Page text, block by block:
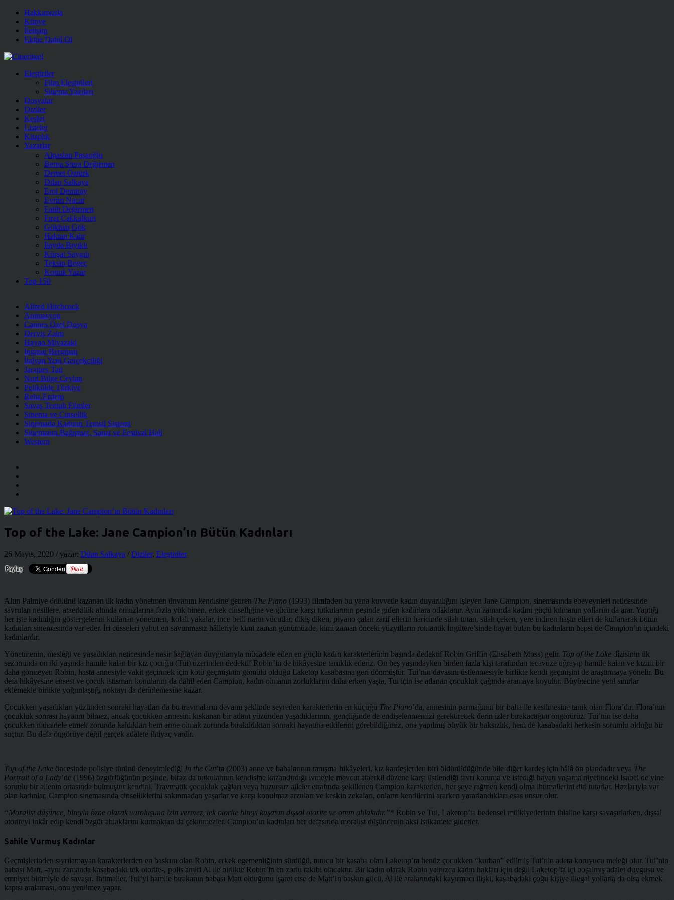
Hakkımızda
Künye
İletişim
Ekibe Dahil Ol
Eleştiriler
Film Eleştirileri
Sinema Yazıları
Dosyalar
Diziler
Keşfet
Listeler
Kitaplık
Yazarlar
Alpaslan Paşaoğlu
Berna Stera Değirmen
Demet Öztürk
Dilan Salkaya
Erol Demiray
Evrim Nacar
Fatih Değirmen
Fırat Çakkalkurt
Gökhan Gök
Haktan Kalır
İlayda Bıyıklı
Kürşat Saygılı
Teksin Begeç
Konuk Yazar
Top 150
Alfred Hitchcock
Animasyon
Cannes Özel Dosya
Derviş Zaim
Hayao Miyazaki
Ingmar Bergman
İtalyan Yeni Gerçekçiliği
Jacques Tati
Nuri Bilge Ceylan
Pelikülde Türkiye
Reha Erdem
Savaş Temalı Filmler
Sinema ve Cinsellik
Sinemada Kadının Temsil Sistemi
Sinemanın Bağımsız, Sanat ve Festival Hali
Western
Top of the Lake: Jane Campion’ın Bütün Kadınları
26 Mayıs, 2020 / yazar: Dilan Salkaya / Diziler, Eleştiriler
Altın Palmiye ödülünü kazanan ilk kadın yönetmen ünvanını kendisine getiren The Piano (1993) filminden bu yana kuvvetle kadın duyarlılığını işleyen Jane Campion, sinemasında ebeveynleri neticesinde
savrulan nesillere, ataerkillik altında omuzlarına fazla yük binen, erkek cinselliğine ve gücüne karşı tutkularının peşinde giden kadınlara odaklanır. Aynı zamanda kadını güçlü kılmanın yollarını da arar. Yaptığı
her işte kadınlığın göstergelerini kullanan yönetmen, kolalı yakalar, ince belli narin vücutlar, dikiş diken, piyano çalan zarif ellerin haricinde silah tutan, silah çeken, yere indiren haşin elleri de kullanarak bütün
kadınları sinemasında var eder. İri cüsseleri yahut en savunmasız hâlleriyle kimi zaman günümüzde, kimi zaman önceki yüzyılların romantik İngiltere’sinde hayat bulan bu kadınların hepsi de Campion’ın içindeki
kadınlardır.
Yönetmenin, mesleği ve yaşadıkları neticesinde nasır bağlayan duygularıyla mücadele eden en güçlü kadın karakterlerinin başında dedektif Robin Griffin (Elisabeth Moss) gelir. Top of the Lake dizisinin ilk
sezonunda on iki yaşında hamile kalan bir kız çocuğu (Tui) üzerinden dedektif Robin’in de hikâyesine tanıklık ederiz. On beş yaşındayken birden fazla kişi tarafından tecavüze uğrayıp hamile kalan ve kızını bir
daha görmeyen Robin, hasta annesiyle vakit geçirmek için kötü geçmişinin gömülü olduğu Laketop kasabasına geri dönmüştür. Tui’nin davasını üstlenmesiyle birlikte kendi geçmişini de araştırmaya yönelir. Bu
defa hikâyesine ensest ve çocuk istismarı konularını da dahil eden Campion, kadın olmanın zorluklarını daha erken yaşta, Tui için ise atlanan çocukluk çağında aramaya koyulur. Büyütecine yeni sınırlar
eklemekle birlikte yoğunlaştığı noktayı da derinlemesine kazar.
Çocukken yaşadıkları yüzünden sonraki hayatları da bu travmaların devamı şeklinde seyreden karakterlerin en küçüğü The Piano’da, annesinin parmağının bir balta ile kesilmesine tanık olan Flora’dır. Flora’nın
çocukluk sonrası hayatını bilmez, ancak çocukken annesini kıskanan bir adam yüzünden yaşadıklarının, gençliğinde de endişelenmemizi gerektirecek derin izler bırakacağını öngörürüz. Tui’nin ise daha
çocukken mücadele etmek zorunda kaldıkları hem anne olmak zorunda bırakıldıktan sonraki hayatına etkilerini görebildiğimiz, ona yapılmış büyük bir haksızlık, hem de kasabadaki herkesin sorumlu olduğu bir
suçtur. Bu defa öngörüye değil gerçek adalete ihtiyaç vardır.
Top of the Lake öncesinde polisiye türünü deneyimlediği In the Cut’ta (2003) anne ve babalarının tanışma hikâyeleri, kız kardeşlerden biri öldürüldüğünde bile diğer kardeş için hâlâ ön plandadır veya The
Portrait of a Lady’de (1996) özgürlüğünün peşinde, biraz da tutkularının kendisine kazandırdığı ivmeyle mevcut ataerkil düzene karşı üstlendiği tavrı koruma ve istediği hayatı yaşama niyetindeki Isabel de yine
sorunlu bir ailenin ortasında bulmuştur kendini. Travmatik çocukluk çağları veya huzursuz aileler etrafında şekillenen Campion karakterleri, her şeye rağmen kendi olma ihtimallerini diri tutarlar. Hazlarıyla var
olan kadınlar, Campion sinemasında cinselliklerini sakınmadan yaşarlar ve karşı konulmaz arzuları ve keskin zekaları, onların kendilerini ararken yararlandıkları esas unsur olur.
“Moralist düşünce, bireyin özne olarak varoluşuna izin vermez, tek otorite bireyi kuşatan dışsal otorite ve onun ahlakıdır.”* Robin ve Tui, Laketop’ta bedensel mülkiyetlerinin ihlaline karşı savaşırlarken, dışsal
otoriteyi inkâr edip kendi özgür ahlaklarını kurmaktan da çekinmezler. Campion’ın kadınları her defasında moralist düşüncenin aksi istikamete giderler.
Sahile Vurmuş Kadınlar
Geçmişlerinden sıyrılamayan karakterlerden en baskını olan Robin, erkek egemenliğinin sürdüğü, tutucu bir kasaba olan Laketop’ta henüz çocukken “kurban” edilmiş Tui’nin adeta koruyucu meleği olur. Tui’nin
babası Matt, -aynı zamanda kasabadaki tek otorite-, polis amiri Al ile birlikte Robin’in en zorlu rakibi olacaktır. Bir kadın olarak Robin yalnızca kadın hakları için değil Laketop’ta içi boşalmış adalet duygusu ve
emniyet birimiyle de savaşır. İhtimaller, Tui’yi hamile bırakanın babası Matt olduğunu işaret etse de Matt’in baskın gücü, Al ile aralarındaki kayırmacı ilişki, kasabadaki çoğu kişiye illegal yollarla da olsa ekmek
kapısı aralaması, onu yenilmez yapar.